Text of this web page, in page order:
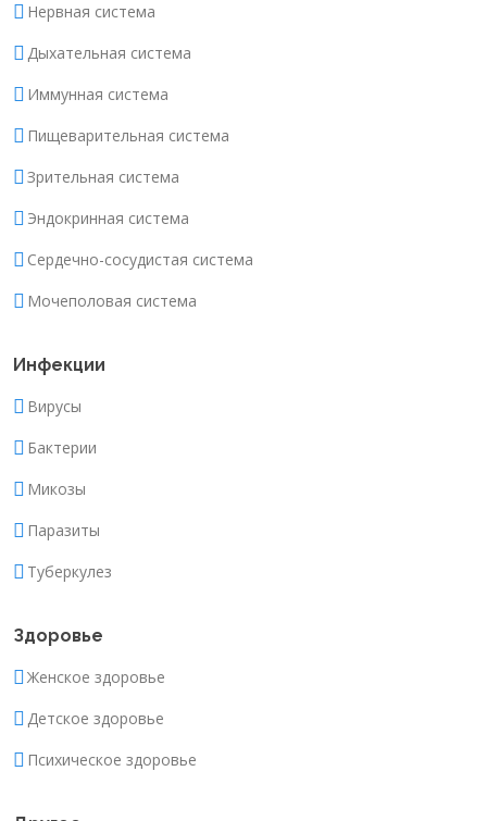
Нервная система
Дыхательная система
Иммунная система
Пищеварительная система
Зрительная система
Эндокринная система
Сердечно-сосудистая система
Мочеполовая система
Инфекции
Вирусы
Бактерии
Микозы
Паразиты
Туберкулез
Здоровье
Женское здоровье
Детское здоровье
Психическое здоровье